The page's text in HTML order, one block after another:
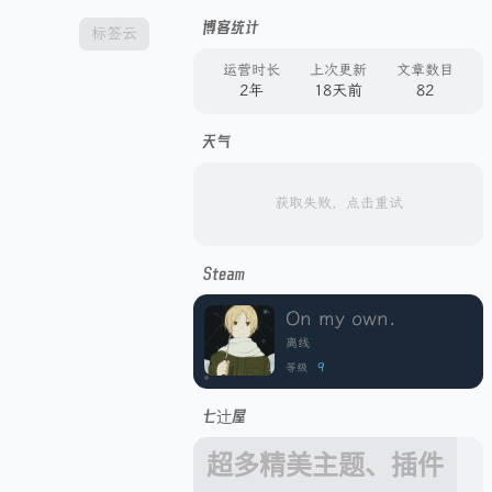
标签云 博客统计
运营时长
2年
上次更新
18天前
文章数目
82
天气
获取失败，点击重试
Steam
On my own.
离线
等级 9
七辻屋